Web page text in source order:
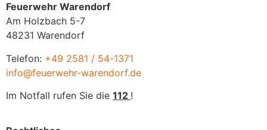
Feuerwehr Warendorf
Am Holzbach 5-7
48231 Warendorf
Telefon: +49 2581 / 54-1371
info@feuerwehr-warendorf.de
Im Notfall rufen Sie die 112 !